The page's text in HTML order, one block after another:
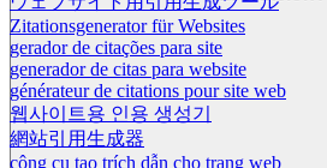
Zitationsgenerator für Websites
gerador de citações para site
generador de citas para website
générateur de citations pour site web
웹사이트용 인용 생성기
網站引用生成器
công cụ tạo trích dẫn cho trang web